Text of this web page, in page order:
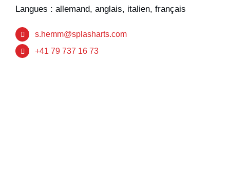
Langues : allemand, anglais, italien, français
s.hemm@splasharts.com
+41 79 737 16 73